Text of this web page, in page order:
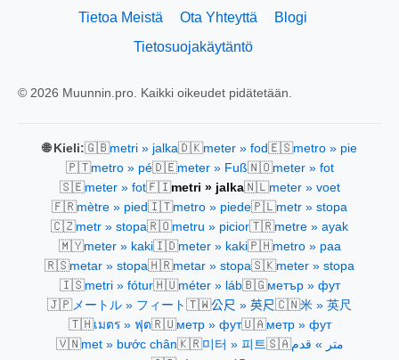
Tietoa Meistä Ota Yhteyttä
Blogi
Tietosuojakäytäntö
© 2026 Muunnin.pro. Kaikki oikeudet pidätetään.
🌐 Kieli:🇬🇧metri » jalka🇩🇰meter » fod🇪🇸metro » pie
🇵🇹metro » pé🇩🇪meter » Fuß🇳🇴meter » fot
🇸🇪meter » fot🇫🇮metri » jalka🇳🇱meter » voet
🇫🇷mètre » pied🇮🇹metro » piede🇵🇱metr » stopa
🇨🇿metr » stopa🇷🇴metru » picior🇹🇷metre » ayak
🇲🇾meter » kaki🇮🇩meter » kaki🇵🇭metro » paa
🇷🇸metar » stopa🇭🇷metar » stopa🇸🇰meter » stopa
🇮🇸metri » fótur🇭🇺méter » láb🇧🇬метър » фут
🇯🇵メートル » フィート 🇹🇼公尺 » 英尺🇨🇳米 » 英尺
🇹🇭เมตร » ฟุต🇷🇺метр » фут🇺🇦метр » фут
🇻🇳met » bước chân🇰🇷미터 » 피트🇸🇦متر » قدم